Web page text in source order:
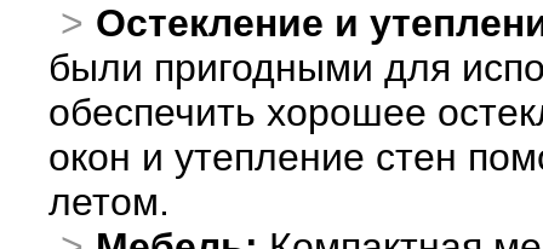
Остекление и
были пригодными для
обеспечить хорошее
окон и утепление стен
летом.